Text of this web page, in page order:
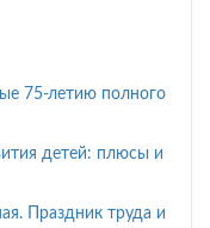
75-летию полного
детей: плюсы и
Праздник труда и